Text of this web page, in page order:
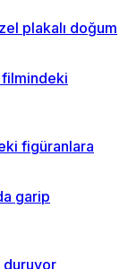
plakalı doğum
figüranlara
duruyor